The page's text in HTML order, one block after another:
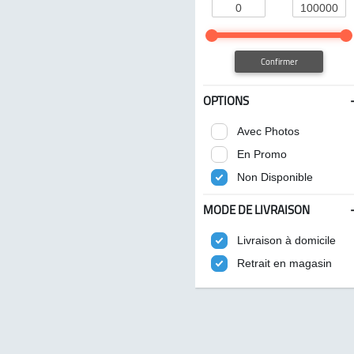
Confirmer
OPTIONS
Avec Photos
En Promo
Non Disponible
MODE DE LIVRAISON
Livraison à domicile
Retrait en magasin